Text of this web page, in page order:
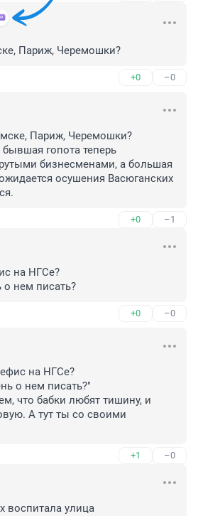
Париж, Черемошки?
+0 –0
Париж, Черемошки?
гопота теперь
бизнесменами, а большая
осушения Васюганских
+0 –1
на НГСе?
нем писать?
+0 –0
на НГСе?
о нем писать?"
что бабки любят тишину, и
А тут ты со своими
+1 –0
воспитала улица